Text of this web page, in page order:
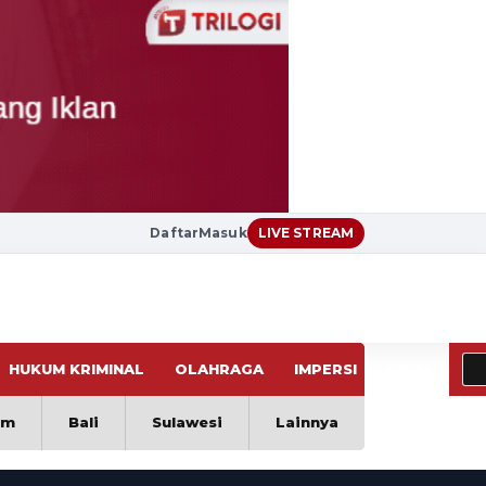
DaftarMasuk LIVE STREAM
HUKUM KRIMINAL OLAHRAGA IMPERSI
Bali Sulawesi Lainnya